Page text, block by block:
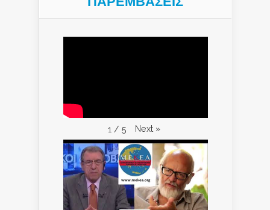
1 / 5 Next »